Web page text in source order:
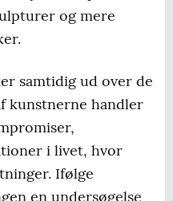
og mere
samtidig ud over de
kunstnerne handler
i livet, hvor
Ifølge
en undersøgelse